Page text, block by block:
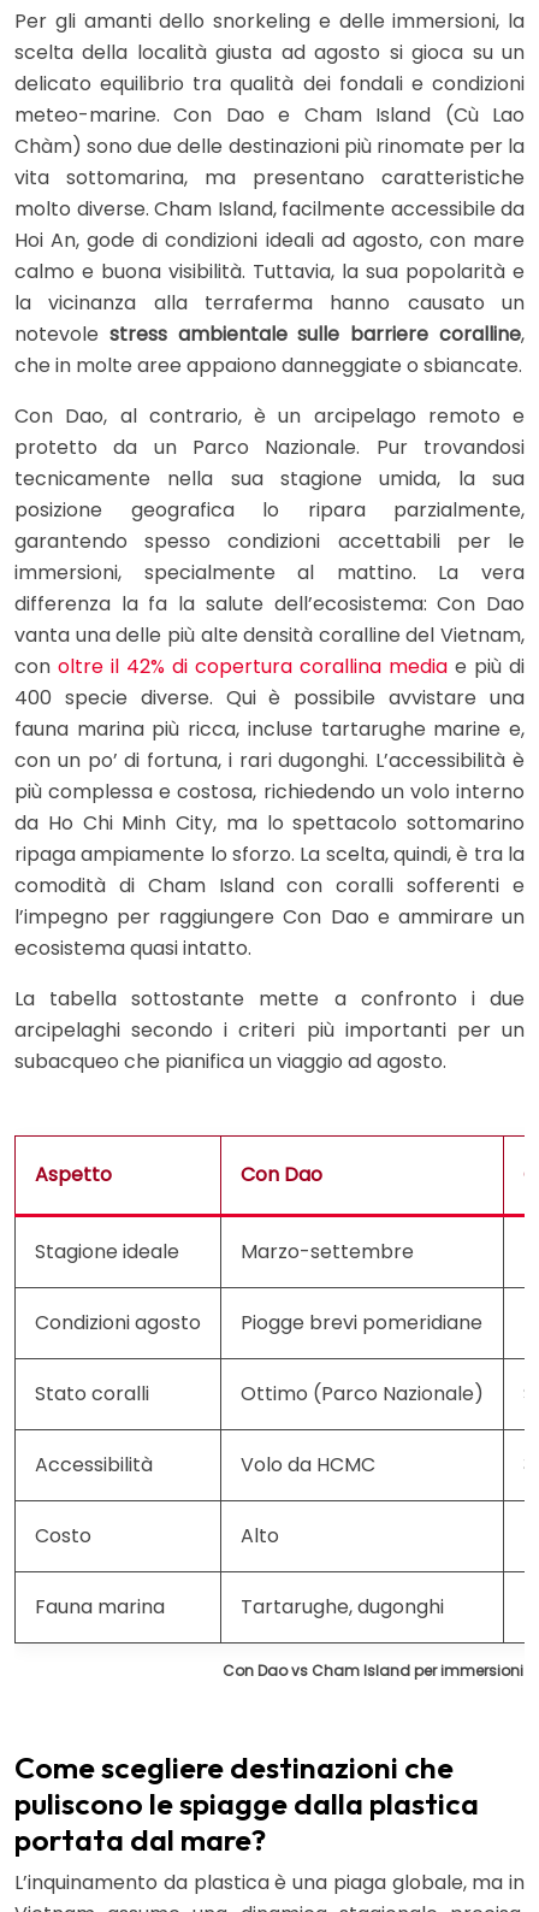
Per gli amanti dello snorkeling e delle immersioni, la
scelta della località giusta ad agosto si gioca su un
delicato equilibrio tra qualità dei fondali e condizioni
meteo-marine. Con Dao e Cham Island (Cù Lao
Chàm) sono due delle destinazioni più rinomate per la
vita sottomarina, ma presentano caratteristiche
molto diverse. Cham Island, facilmente accessibile da
Hoi An, gode di condizioni ideali ad agosto, con mare
calmo e buona visibilità. Tuttavia, la sua popolarità e
la vicinanza alla terraferma hanno causato un
notevole stress ambientale sulle barriere coralline,
che in molte aree appaiono danneggiate o sbiancate.
Con Dao, al contrario, è un arcipelago remoto e
protetto da un Parco Nazionale. Pur trovandosi
tecnicamente nella sua stagione umida, la sua
posizione geografica lo ripara parzialmente,
garantendo spesso condizioni accettabili per le
immersioni, specialmente al mattino. La vera
differenza la fa la salute dell’ecosistema: Con Dao
vanta una delle più alte densità coralline del Vietnam,
con oltre il 42% di copertura corallina media e più di
400 specie diverse. Qui è possibile avvistare una
fauna marina più ricca, incluse tartarughe marine e,
con un po’ di fortuna, i rari dugonghi. L’accessibilità è
più complessa e costosa, richiedendo un volo interno
da Ho Chi Minh City, ma lo spettacolo sottomarino
ripaga ampiamente lo sforzo. La scelta, quindi, è tra la
comodità di Cham Island con coralli sofferenti e
l’impegno per raggiungere Con Dao e ammirare un
ecosistema quasi intatto.
La tabella sottostante mette a confronto i due
arcipelaghi secondo i criteri più importanti per un
subacqueo che pianifica un viaggio ad agosto.
Con Dao vs Cham Island per immersioni
Aspetto Con Dao
Stagione ideale Marzo-settembre
Condizioni agosto Piogge brevi pomeridiane
Stato coralli Ottimo (Parco Nazionale)
Accessibilità Volo da HCMC
Costo Alto
Fauna marina Tartarughe, dugonghi
Come scegliere destinazioni che
puliscono le spiagge dalla plastica
portata dal mare?
L’inquinamento da plastica è una piaga globale, ma in